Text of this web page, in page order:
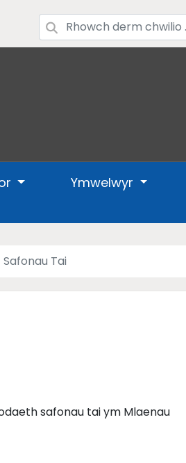
Ymwelwyr
Safonau Tai
safonau tai ym Mlaenau